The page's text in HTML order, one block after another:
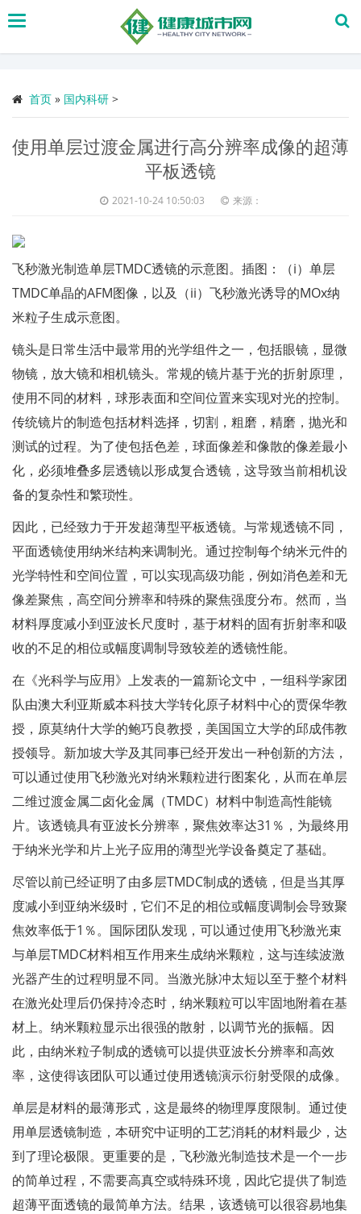
搜
首页 » 国内科研 >
使用单层过渡金属进行高分辨率成像的超薄
平板透镜
2021-10-24 10:50:03 来源：
飞秒激光制造单层TMDC透镜的示意图。插图：（i）单层
TMDC单晶的AFM图像，以及（ii）飞秒激光诱导的MOx纳
米粒子生成示意图。
镜头是日常生活中最常用的光学组件之一，包括眼镜，显微
物镜，放大镜和相机镜头。常规的镜片基于光的折射原理，
使用不同的材料，球形表面和空间位置来实现对光的控制。
传统镜片的制造包括材料选择，切割，粗磨，精磨，抛光和
测试的过程。为了使包括色差，球面像差和像散的像差最小
化，必须堆叠多层透镜以形成复合透镜，这导致当前相机设
备的复杂性和繁琐性。
因此，已经致力于开发超薄型平板透镜。与常规透镜不同，
平面透镜使用纳米结构来调制光。通过控制每个纳米元件的
光学特性和空间位置，可以实现高级功能，例如消色差和无
像差聚焦，高空间分辨率和特殊的聚焦强度分布。然而，当
材料厚度减小到亚波长尺度时，基于材料的固有折射率和吸
收的不足的相位或幅度调制导致较差的透镜性能。
在《光科学与应用》上发表的一篇新论文中，一组科学家团
队由澳大利亚斯威本科技大学转化原子材料中心的贾保华教
授，原莫纳什大学的鲍巧良教授，美国国立大学的邱成伟教
授领导。新加坡大学及其同事已经开发出一种创新的方法，
可以通过使用飞秒激光对纳米颗粒进行图案化，从而在单层
二维过渡金属二卤化金属（TMDC）材料中制造高性能镜
片。该透镜具有亚波长分辨率，聚焦效率达31％，为最终用
于纳米光学和片上光子应用的薄型光学设备奠定了基础。
尽管以前已经证明了由多层TMDC制成的透镜，但是当其厚
度减小到亚纳米级时，它们不足的相位或幅度调制会导致聚
焦效率低于1％。国际团队发现，可以通过使用飞秒激光束
与单层TMDC材料相互作用来生成纳米颗粒，这与连续波激
光器产生的过程明显不同。当激光脉冲太短以至于整个材料
在激光处理后仍保持冷态时，纳米颗粒可以牢固地附着在基
材上。纳米颗粒显示出很强的散射，以调节光的振幅。因
此，由纳米粒子制成的透镜可以提供亚波长分辨率和高效
率，这使得该团队可以通过使用透镜演示衍射受限的成像。
单层是材料的最薄形式，这是最终的物理厚度限制。通过使
用单层透镜制造，本研究中证明的工艺消耗的材料最少，达
到了理论极限。更重要的是，飞秒激光制造技术是一个一步
的简单过程，不需要高真空或特殊环境，因此它提供了制造
超薄平面透镜的最简单方法。结果，该透镜可以很容易地集